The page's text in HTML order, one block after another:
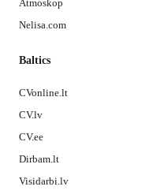
Atmoskop
Nelisa.com
Baltics
CVonline.lt
CV.lv
CV.ee
Dirbam.lt
Visidarbi.lv